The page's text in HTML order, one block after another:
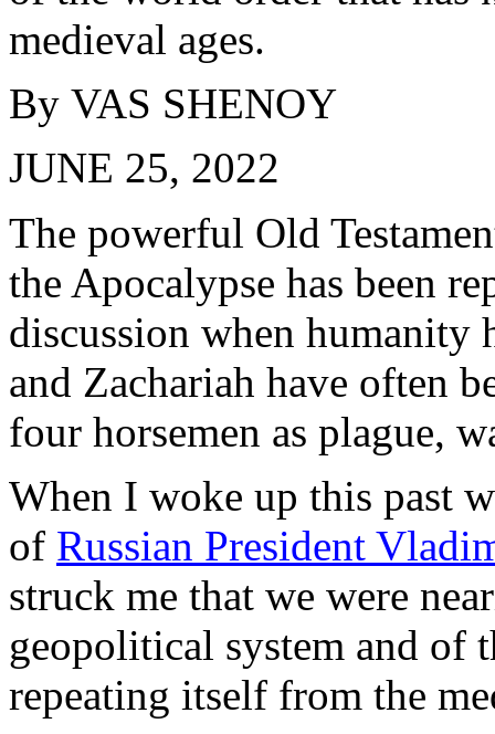
medieval ages.
By VAS SHENOY
JUNE 25, 2022
The powerful Old
the Apocalypse has been
discussion when humanity
and Zachariah have often
four horsemen as plague,
When I woke up this past
of Russian President
struck me that we were
geopolitical system and of
repeating itself from the